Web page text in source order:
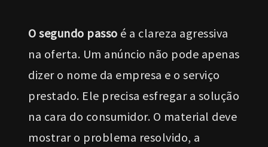
O segundo passo é a clareza agressiva
na oferta. Um anúncio não pode apenas
dizer o nome da empresa e o serviço
prestado. Ele precisa esfregar a solução
na cara do consumidor. O material deve
mostrar o problema resolvido, a